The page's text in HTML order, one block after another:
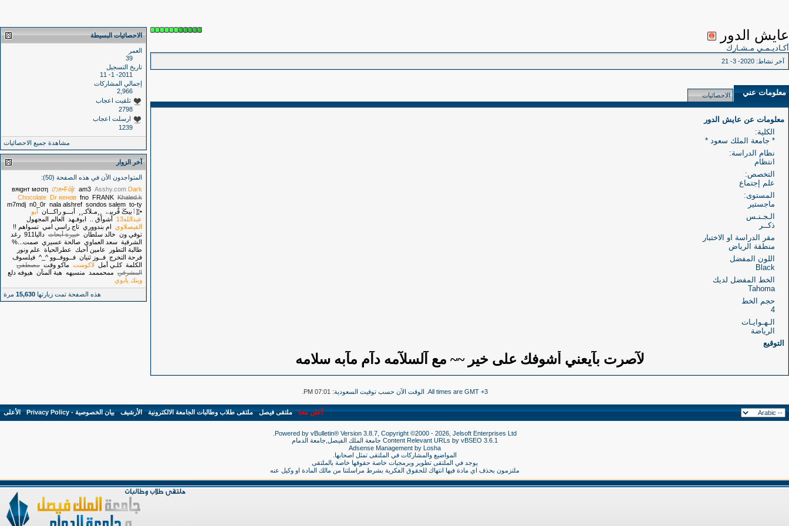
عايش الدور
أكـاديـمـي مـشـارك
آخر نشاط:
معلومات عني الاحصائيات
معلومات عن عايش الدور
الكلية:
* جامعة الملك سعود *
نظام الدراسة:
انتظام
التخصص:
علم إجتماع
المستوى:
ماجستير
الـجـنـس
ذكــر
مقر الدراسة او الاختبار
منطقة الرياض
اللون المفضل
Black
الخط المفضل لديك
Tahoma
حجم الخط
4
الـهـوايـات
الرياضة
التوقيع
لآصرت بآيعني أشوفك على خير ~~ مع آلسلآمه دآم مآبه سلامه
الاحصائيات البسيطة
العمر
39
تاريخ التسجيل
2011- 1- 11
إجمالي المشاركات
2,966
تلقيت اعجاب
2798
ارسلت اعجاب
1239
مشاهدة جميع الاحصائيات
آخر الزوار
المتواجدون الآن في هذه الصفحة (50):
вяιgнт мσση のя•Fάĵr am3 Asshy.com Dark
Chocolate Dr ʀeнαв fno FRANK Khaled.k
m7mdj n0_0r nala alshref sondos salem to-ty
•¦[ٱبيڪَ قٌربيے
¸¸مـلآكـ¸¸ أبـــو راكـــان أبو
عبدالله13
أشوآق .. ابوفـهد
العالم المجهول
الفيصلاوي ام بندووري تاج راسي امي تسواهم !!
توفي ون خالد سلطان خبيرة أبحاث داليا911
رغد
الشرقية سعد العماوي صالحة عسيري صمت...%
طالبة التطور
عامين أحبك عطرالحياة علم ونور
فرحة التخرج فــوز ثنيان فــووفــوو ^_^ فيلسوف
الكلمة كلـي أمل لاكوست ماكو وقت مصطفي
المشرقي ممحمممد منسيهه هبة آلمنآن هيوفه دلع
وينك يابوي
هذه الصفحة تمت زيارتها 15,630 مرة
All times are GMT +3. الوقت الآن حسب توقيت السعودية: 07:01 PM
أعلن معنا-ملتقى فيصل-ملتقى طلاب وطالبات الجامعة الالكترونية-الأرشيف-بيان الخصوصية - Privacy Policy -الأعلى
Powered by vBulletin® Version 3.8.7, Copyright ©2000 - 2026, Jelsoft Enterprises Ltd.
Content Relevant URLs by vBSEO 3.6.1
جامعة الملك الفيصل,جامعة الدمام
Adsense Management by Losha
المواضيع والمشاركات في الملتقى تمثل اصحابها.
يوجد في الملتقى تطوير وبرمجيات خاصة حقوقها خاصة بالملتقى
ملتزمون بحذف اي مادة فيها انتهاك للحقوق الفكرية بشرط مراسلتنا من مالك المادة او وكيل عنه